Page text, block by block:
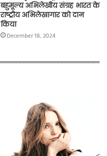
बहुमूल्य अभिलेखीय संग्रह भारत के
राष्ट्रीय अभिलेखागार को दान
किया
December 18, 2024